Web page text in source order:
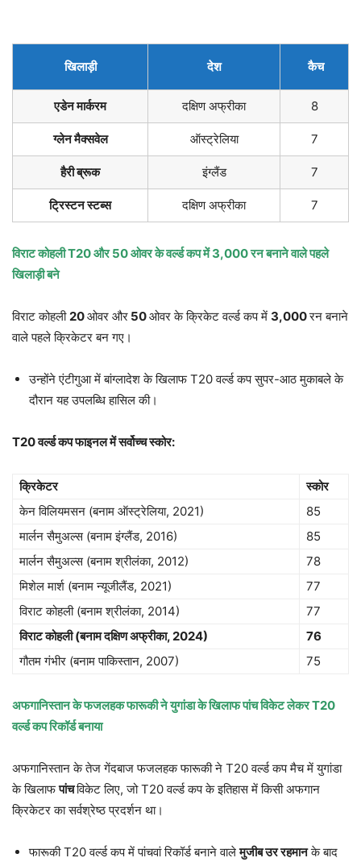
खिलाड़ी देश कैच
एडेन मार्करम दक्षिण अफ्रीका 8
ग्लेन मैक्सवेल ऑस्ट्रेलिया 7
हैरी ब्रूक इंग्लैंड 7
ट्रिस्टन स्टब्स दक्षिण अफ्रीका 7
विराट कोहलीT20और50ओवर के वर्ल्ड कप में3,000रन बनाने वाले पहले
खिलाड़ी बने
विराट कोहली20ओवर और 50ओवर के क्रिकेट वर्ल्ड कप में 3,000रन बनाने
वाले पहले क्रिकेटर बन गए।
उन्होंने एंटीगुआ में बांग्लादेश के खिलाफ T20 वर्ल्ड कप सुपर-आठ मुकाबले के
दौरान यह उपलब्धि हासिल की।
T20वर्ल्ड कप फाइनल में सर्वोच्च स्कोर:
क्रिकेटर
स्कोर
केन विलियमसन (बनाम ऑस्ट्रेलिया, 2021)
85
मार्लन सैमुअल्स (बनाम इंग्लैंड, 2016)
85
मार्लन सैमुअल्स (बनाम श्रीलंका, 2012)
78
मिशेल मार्श (बनाम न्यूजीलैंड, 2021)
77
विराट कोहली (बनाम श्रीलंका, 2014)
77
विराट कोहली (बनाम दक्षिण अफ्रीका, 2024)
76
गौतम गंभीर (बनाम पाकिस्तान, 2007)
75
अफगानिस्तान के फजलहक फारूकी ने युगांडा के खिलाफ पांच विकेट लेकरT20
वर्ल्ड कप रिकॉर्ड बनाया
अफगानिस्तान के तेज गेंदबाज फजलहक फारूकी ने T20 वर्ल्ड कप मैच में युगांडा
के खिलाफपांचविकेट लिए, जो T20 वर्ल्ड कप के इतिहास में किसी अफगान
क्रिकेटर का सर्वश्रेष्ठ प्रदर्शन था।
फारूकी T20 वर्ल्ड कप में पांचवां रिकॉर्ड बनाने वालेमुजीब उर रहमानके बाद